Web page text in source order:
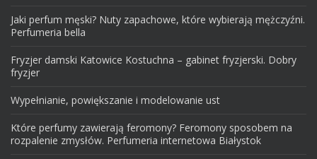
Jaki perfum męski? Nuty zapachowe, które wybierają mężczyźni.
Perfumeria bella
Fryzjer damski Katowice Kostuchna – gabinet fryzjerski. Dobry
fryzjer
Wypełnianie, powiększanie i modelowanie ust
Które perfumy zawierają feromony? Feromony sposobem na
rozpalenie zmysłów. Perfumeria internetowa Białystok